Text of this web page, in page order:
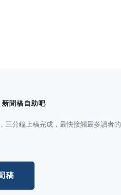
新聞稿自助吧
三分鐘上稿完成，最快接觸最多讀者的
稿